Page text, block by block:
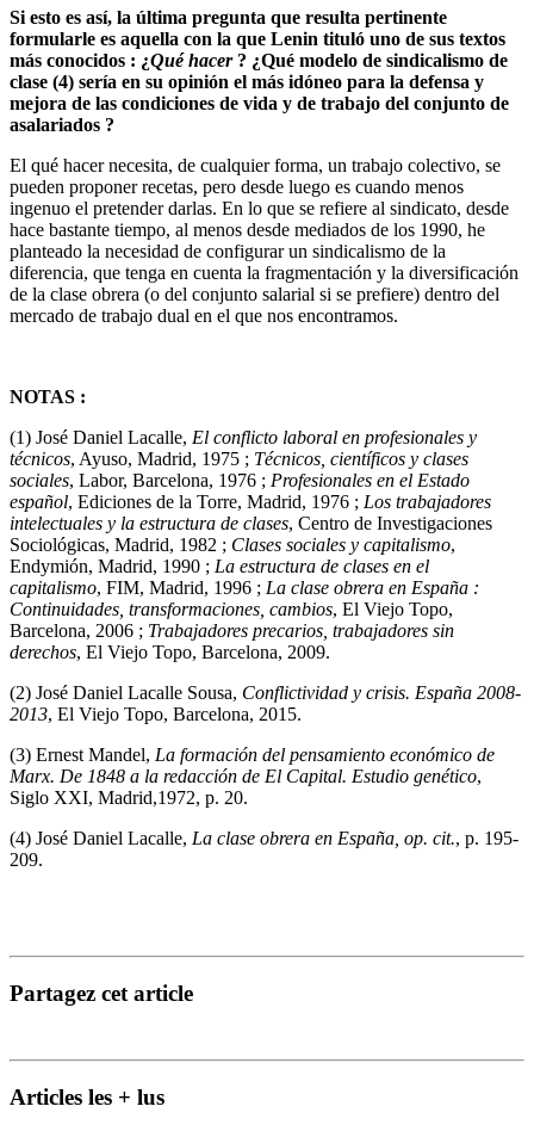
Si esto es así, la última pregunta que resulta pertinente
formularle es aquella con la que Lenin tituló uno de sus textos
más conocidos : ¿Qué hacer? ¿Qué modelo de sindicalismo de
clase (4) sería en su opinión el más idóneo para la defensa y
mejora de las condiciones de vida y de trabajo del conjunto de
asalariados ?
El qué hacer necesita, de cualquier forma, un trabajo colectivo, se
pueden proponer recetas, pero desde luego es cuando menos
ingenuo el pretender darlas. En lo que se refiere al sindicato, desde
hace bastante tiempo, al menos desde mediados de los 1990, he
planteado la necesidad de configurar un sindicalismo de la
diferencia, que tenga en cuenta la fragmentación y la diversificación
de la clase obrera (o del conjunto salarial si se prefiere) dentro del
mercado de trabajo dual en el que nos encontramos.
NOTAS :
(1) José Daniel Lacalle, El conflicto laboral en profesionales y
técnicos, Ayuso, Madrid, 1975 ; Técnicos, científicos y clases
sociales, Labor, Barcelona, 1976 ; Profesionales en el Estado
español, Ediciones de la Torre, Madrid, 1976 ; Los trabajadores
intelectuales y la estructura de clases, Centro de Investigaciones
Sociológicas, Madrid, 1982 ; Clases sociales y capitalismo,
Endymión, Madrid, 1990 ; La estructura de clases en el
capitalismo, FIM, Madrid, 1996 ; La clase obrera en España :
Continuidades, transformaciones, cambios, El Viejo Topo,
Barcelona, 2006 ; Trabajadores precarios, trabajadores sin
derechos, El Viejo Topo, Barcelona, 2009.
(2) José Daniel Lacalle Sousa, Conflictividad y crisis. España 2008-
2013, El Viejo Topo, Barcelona, 2015.
(3) Ernest Mandel, La formación del pensamiento económico de
Marx. De 1848 a la redacción de El Capital. Estudio genético,
Siglo XXI, Madrid,1972, p. 20.
(4) José Daniel Lacalle, La clase obrera en España, op. cit., p. 195-
209.
Partagez cet article
Articles les + lus